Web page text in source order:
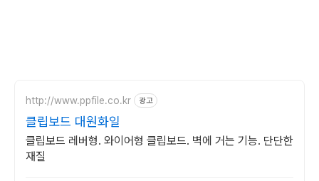
http://www.ppfile.co.kr 광고
클립보드 대원화일
클립보드 레버형. 와이어형 클립보드. 벽에 거는 기능. 단단한
재질